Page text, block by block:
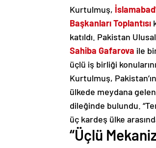
Kurtulmuş,
Başkanları Toplantısı
katıldı. Pakistan
Sahiba Gafarova ile
üçlü iş birliği
Kurtulmuş,
ülkede meydana gelen
dileğinde bulundu.
üç kardeş ülke
“Üçlü